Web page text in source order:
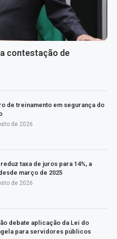
contestação de
de treinamento em segurança do
de 2026
taxa de juros para 14%, a
março de 2025
de 2026
debate aplicação da Lei do
para servidores públicos